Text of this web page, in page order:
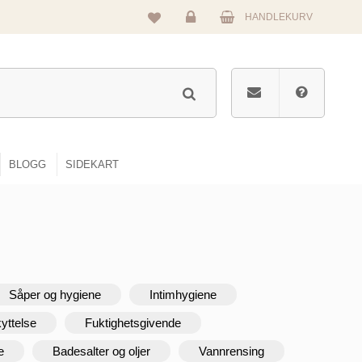
Logg
HANDLEKURV
BLOGG SIDEKART
Såper og hygiene Intimhygiene
Fuktighetsgivende
Badesalter og oljer Vannrensing